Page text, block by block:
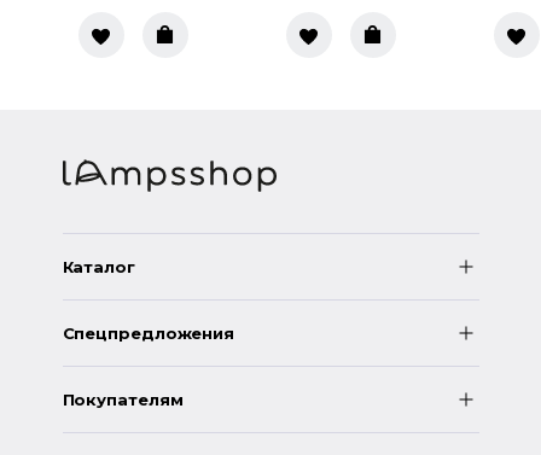
Каталог
Спецпредложения
Покупателям